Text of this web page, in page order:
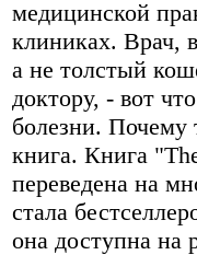
медицинской
клиниках. Врач,
а не толстый
доктору, - вот
болезни. Почему
книга. Книга
переведена на
стала
она доступна на